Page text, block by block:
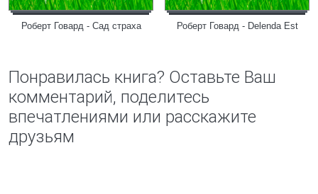
Роберт Говард - Сад страха Роберт Говард - Delenda Est
Понравилась книга? Оставьте Ваш
комментарий, поделитесь
впечатлениями или расскажите
друзьям